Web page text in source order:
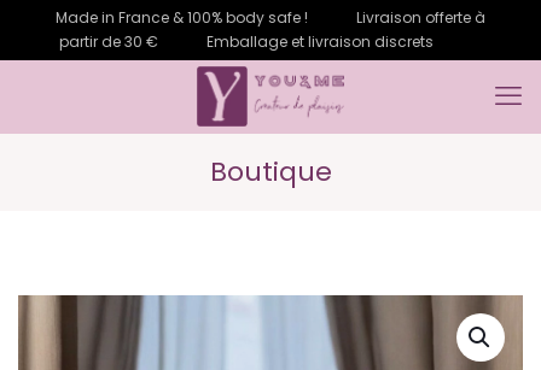
Made in France & 100% body safe !
Livraison offerte à
partir de 30 €
Emballage et livraison discrets
Boutique